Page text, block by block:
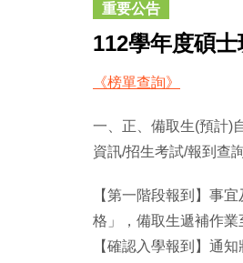
重要公告
112學年度碩
《榜單查詢》
一、正、備取生(預計)
資訊/招生考試/報到查
【第一階段報到】事
格」，備取生遞補作業
【確認入學報到】通